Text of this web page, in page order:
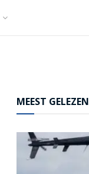
MEEST GELEZEN